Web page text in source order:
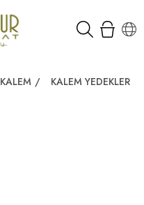
KALEM / KALEM YEDEKLERI